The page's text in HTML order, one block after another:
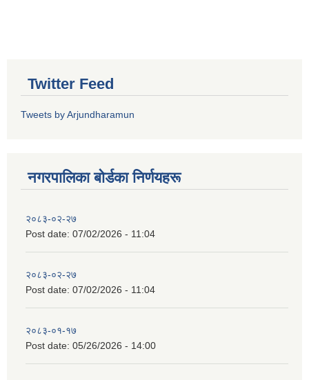
Twitter Feed
Tweets by Arjundharamun
नगरपालिका बाेर्डका निर्णयहरू
२०८३-०२-२७
Post date: 07/02/2026 - 11:04
२०८३-०२-२७
Post date: 07/02/2026 - 11:04
२०८३-०१-१७
Post date: 05/26/2026 - 14:00